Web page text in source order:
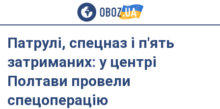
Патрулі, спецназ і п'ять
затриманих: у центрі
Полтави провели
спецоперацію